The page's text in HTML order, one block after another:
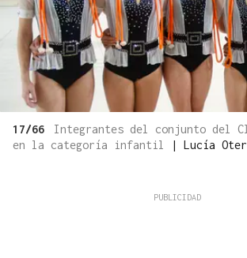
17/66
Integrantes del conjunto del
en la categoría infantil
| Lucía